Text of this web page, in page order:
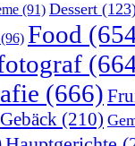
(91) Dessert
(96) Food
(666)
Gebäck (210)